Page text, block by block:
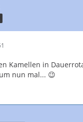
Kamellen in
nun mal... 😉